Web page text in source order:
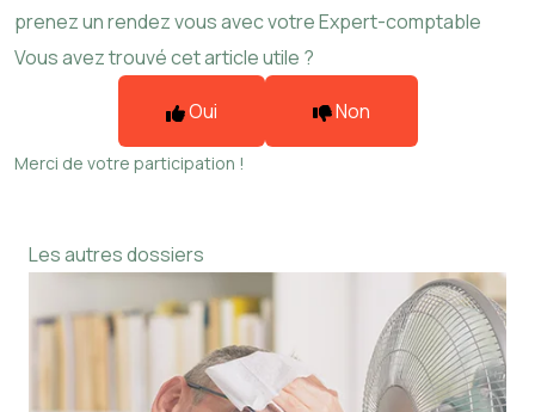
prenez un rendez vous avec votre Expert-comptable
Vous avez trouvé cet article utile ?
Oui Non
Merci de votre participation !
Les autres dossiers